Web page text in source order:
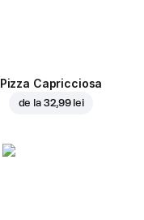
Pizza Capricciosa
de la 32,99 lei